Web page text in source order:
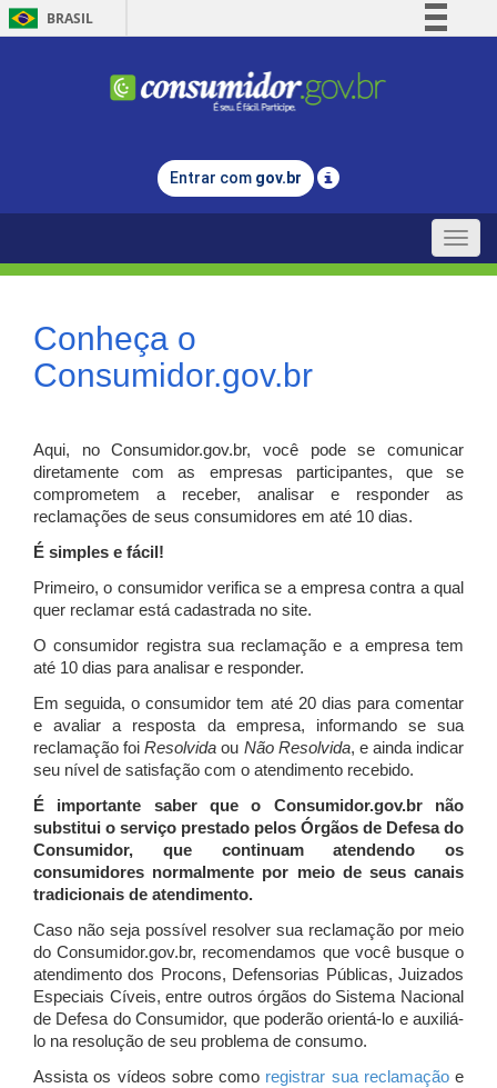
BRASIL
Comunica BR
Legislação
Entrar com gov.br
Toggle
Conheça o
Consumidor.gov.br
Aqui, no Consumidor.gov.br, você pode se comunicar
diretamente com as empresas participantes, que se
comprometem a receber, analisar e responder as
reclamações de seus consumidores em até 10 dias.
É simples e fácil!
Primeiro, o consumidor verifica se a empresa contra a qual
quer reclamar está cadastrada no site.
O consumidor registra sua reclamação e a empresa tem
até 10 dias para analisar e responder.
Em seguida, o consumidor tem até 20 dias para comentar
e avaliar a resposta da empresa, informando se sua
reclamação foiResolvida ou Não Resolvida, e ainda indicar
seu nível de satisfação com o atendimento recebido.
É importante saber que o Consumidor.gov.br não
substitui o serviço prestado pelos Órgãos de Defesa do
Consumidor, que continuam atendendo os
consumidores normalmente por meio de seus canais
tradicionais de atendimento.
Caso não seja possível resolver sua reclamação por meio
do Consumidor.gov.br, recomendamos que você busque o
atendimento dos Procons, Defensorias Públicas, Juizados
Especiais Cíveis, entre outros órgãos do Sistema Nacional
de Defesa do Consumidor, que poderão orientá-lo e auxiliá-
lo na resolução de seu problema de consumo.
Assista os vídeos sobre como registrar sua reclamaçãoe